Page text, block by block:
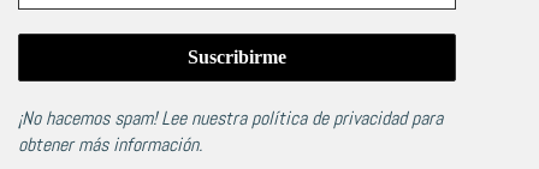
¡No hacemos spam! Lee nuestrapolítica de privacidadpara
obtener más información.